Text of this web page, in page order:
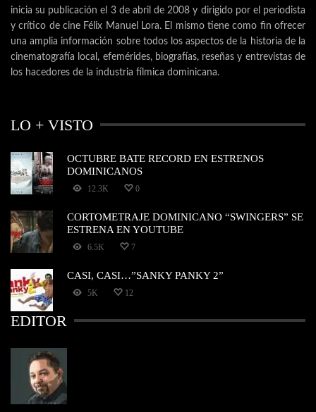
inicia su publicación el 3 de abril de 2008 y dirigido por el periodista
y crítico de cine Félix Manuel Lora. El mismo tiene como fin ofrecer
una amplia información sobre todos los aspectos de la historia de la
cinematografía local, efemérides, biografías, reseñas y entrevistas de
los hacedores de la industria fílmica dominicana.
LO + VISTO
OCTUBRE BATE RECORD EN ESTRENOS
DOMINICANOS
12.3K 0
CORTOMETRAJE DOMINICANO “SWINGERS” SE
ESTRENA EN YOUTUBE
6.5K 7
CASI, CASI…”SANKY PANKY 2”
5K 12
EDITOR